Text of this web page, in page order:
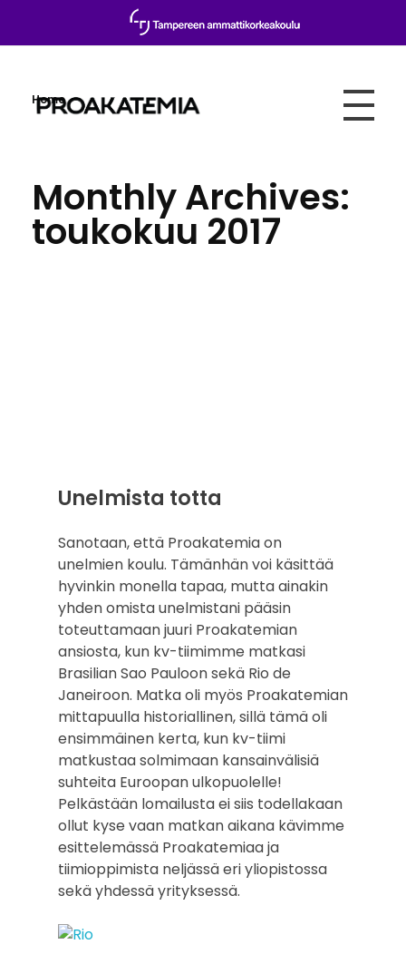
Home
Monthly Archives:
toukokuu 2017
Unelmista totta
Sanotaan, että Proakatemia on
unelmien koulu. Tämänhän voi käsittää
hyvinkin monella tapaa, mutta ainakin
yhden omista unelmistani pääsin
toteuttamaan juuri Proakatemian
ansiosta, kun kv-tiimimme matkasi
Brasilian Sao Pauloon sekä Rio de
Janeiroon. Matka oli myös Proakatemian
mittapuulla historiallinen, sillä tämä oli
ensimmäinen kerta, kun kv-tiimi
matkustaa solmimaan kansainvälisiä
suhteita Euroopan ulkopuolelle!
Pelkästään lomailusta ei siis todellakaan
ollut kyse vaan matkan aikana kävimme
esittelemässä Proakatemiaa ja
tiimioppimista neljässä eri yliopistossa
sekä yhdessä yrityksessä.